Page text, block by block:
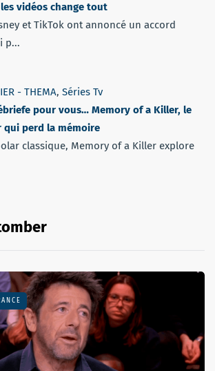
vidéos change tout
et TikTok ont annoncé un accord
p...
- THEMA, Séries Tv
pour vous… Memory of a Killer, le
qui perd la mémoire
classique, Memory of a Killer explore